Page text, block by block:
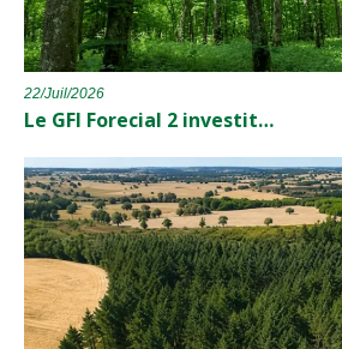
22/Juil/2026
Le GFI Forecial 2 investit…